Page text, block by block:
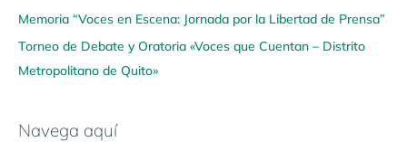
Memoria “Voces en Escena: Jornada por la Libertad de Prensa”
Torneo de Debate y Oratoria «Voces que Cuentan – Distrito
Metropolitano de Quito»
Navega aquí